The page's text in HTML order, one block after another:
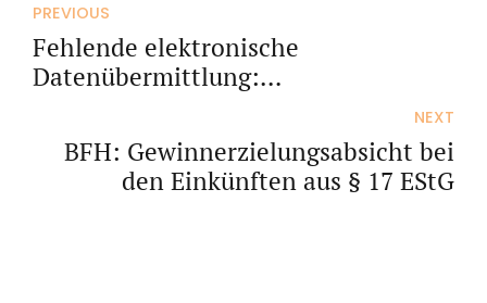
PREVIOUS
Fehlende elektronische
Datenübermittlung:
Nichtberücksichtigung von erklärten
Einkünften
NEXT
BFH: Gewinnerzielungsabsicht bei
den Einkünften aus § 17 EStG